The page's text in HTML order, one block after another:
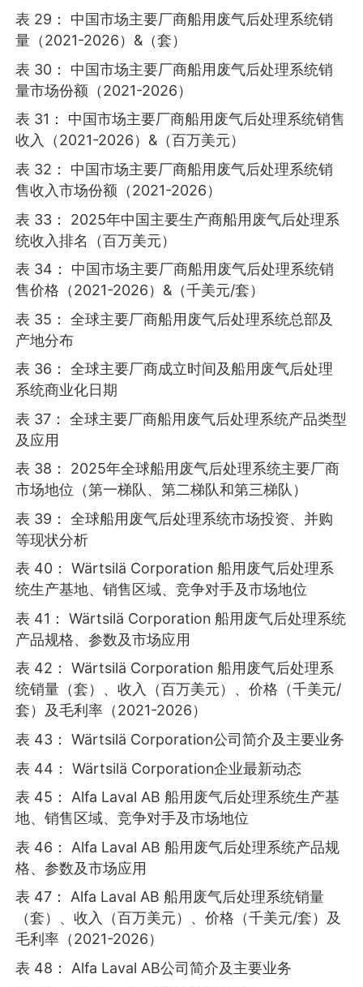
表 29： 中国市场主要厂商船用废气后处理系统销
量（2021-2026）&（套）
表 30： 中国市场主要厂商船用废气后处理系统销
量市场份额（2021-2026）
表 31： 中国市场主要厂商船用废气后处理系统销售
收入（2021-2026）&（百万美元）
表 32： 中国市场主要厂商船用废气后处理系统销
售收入市场份额（2021-2026）
表 33： 2025年中国主要生产商船用废气后处理系
统收入排名（百万美元）
表 34： 中国市场主要厂商船用废气后处理系统销
售价格（2021-2026）&（千美元/套）
表 35： 全球主要厂商船用废气后处理系统总部及
产地分布
表 36： 全球主要厂商成立时间及船用废气后处理
系统商业化日期
表 37： 全球主要厂商船用废气后处理系统产品类型
及应用
表 38： 2025年全球船用废气后处理系统主要厂商
市场地位（第一梯队、第二梯队和第三梯队）
表 39： 全球船用废气后处理系统市场投资、并购
等现状分析
表 40： Wärtsilä Corporation 船用废气后处理系
统生产基地、销售区域、竞争对手及市场地位
表 41： Wärtsilä Corporation 船用废气后处理系统
产品规格、参数及市场应用
表 42： Wärtsilä Corporation 船用废气后处理系
统销量（套）、收入（百万美元）、价格（千美元/
套）及毛利率（2021-2026）
表 43： Wärtsilä Corporation公司简介及主要业务
表 44： Wärtsilä Corporation企业最新动态
表 45： Alfa Laval AB 船用废气后处理系统生产基
地、销售区域、竞争对手及市场地位
表 46： Alfa Laval AB 船用废气后处理系统产品规
格、参数及市场应用
表 47： Alfa Laval AB 船用废气后处理系统销量
（套）、收入（百万美元）、价格（千美元/套）及
毛利率（2021-2026）
表 48： Alfa Laval AB公司简介及主要业务